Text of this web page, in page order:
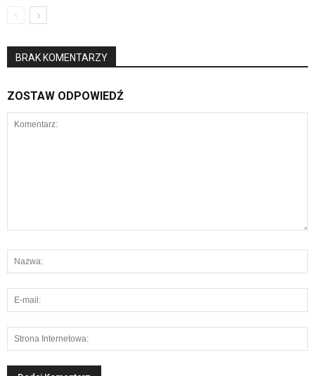
BRAK KOMENTARZY
ZOSTAW ODPOWIEDŹ